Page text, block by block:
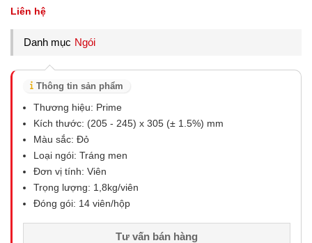
Liên hệ
Danh mục Ngói
Thông tin sản phẩm
Thương hiệu: Prime
Kích thước: (205 - 245) x 305 (± 1.5%) mm
Màu sắc: Đỏ
Loại ngói: Tráng men
Đơn vị tính: Viên
Trọng lượng: 1,8kg/viên
Đóng gói: 14 viên/hộp
Tư vấn bán hàng